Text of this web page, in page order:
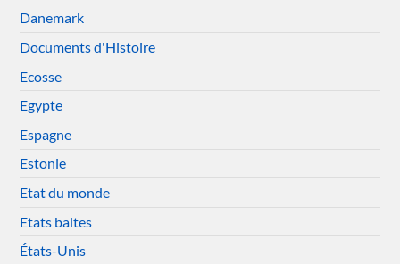
Danemark
Documents d'Histoire
Ecosse
Egypte
Espagne
Estonie
Etat du monde
Etats baltes
États-Unis